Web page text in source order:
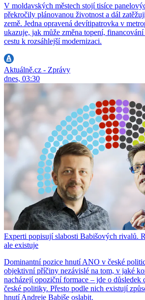
V moldavských městech stojí tisíce
překročily plánovanou životnost a dál
země. Jedna opravená devítipatrovka v
ukazuje, jak může změna topení,
cestu k rozsáhlejší modernizaci.
Aktuálně.cz - Zprávy
dnes, 03:30
Experti popisují slabosti Babišových rivalů.
ale existuje
Dominantní pozice hnutí ANO v české
objektivní příčiny nezávislé na tom, v jaké
nacházejí opoziční formace – jde o důsledek
české politiky. Přesto podle nich existují
hnutí Andreje Babiše oslabit.